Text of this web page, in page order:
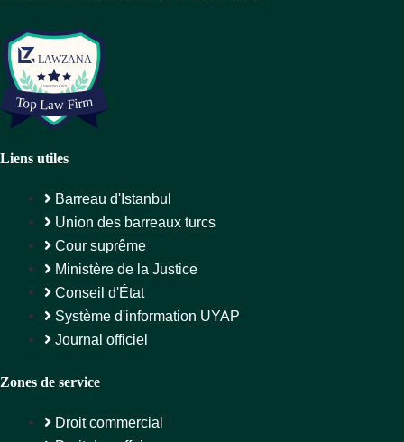
Liens utiles
Barreau d'Istanbul
Union des barreaux turcs
Cour suprême
Ministère de la Justice
Conseil d'État
Système d'information UYAP
Journal officiel
Zones de service
Droit commercial